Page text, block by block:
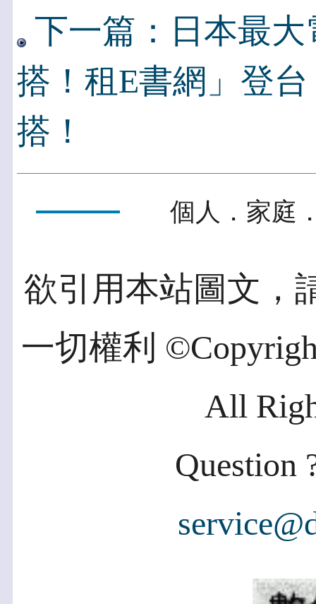
下一篇：日本最
搭！租E書網」登
搭！
個人．家庭
欲引用本站圖文，
一切權利
All
Question